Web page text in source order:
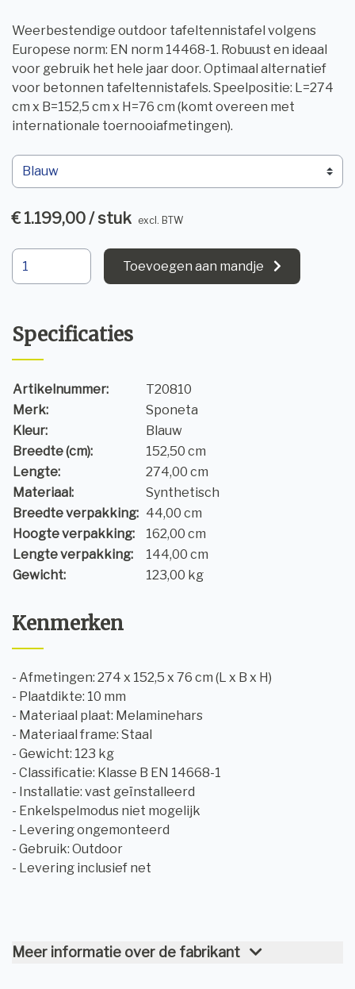
Weerbestendige outdoor tafeltennistafel volgens
Europese norm: EN norm 14468-1. Robuust en ideaal
voor gebruik het hele jaar door. Optimaal alternatief
voor betonnen tafeltennistafels. Speelpositie: L=274
cm x B=152,5 cm x H=76 cm (komt overeen met
internationale toernooiafmetingen).
€ 1.199,00 / stuk excl. BTW
Toevoegen aan mandje
Specificaties
Artikelnummer:
T20810
Merk:
Sponeta
Kleur:
Blauw
Breedte (cm):
152,50 cm
Lengte:
274,00 cm
Materiaal:
Synthetisch
Breedte verpakking: 44,00 cm
Hoogte verpakking:
162,00 cm
Lengte verpakking:
144,00 cm
Gewicht:
123,00 kg
Kenmerken
- Afmetingen: 274 x 152,5 x 76 cm (L x B x H)
- Plaatdikte: 10 mm
- Materiaal plaat: Melaminehars
- Materiaal frame: Staal
- Gewicht: 123 kg
- Classificatie: Klasse B EN 14668-1
- Installatie: vast geïnstalleerd
- Enkelspelmodus niet mogelijk
- Levering ongemonteerd
- Gebruik: Outdoor
- Levering inclusief net
Meer informatie over de fabrikant